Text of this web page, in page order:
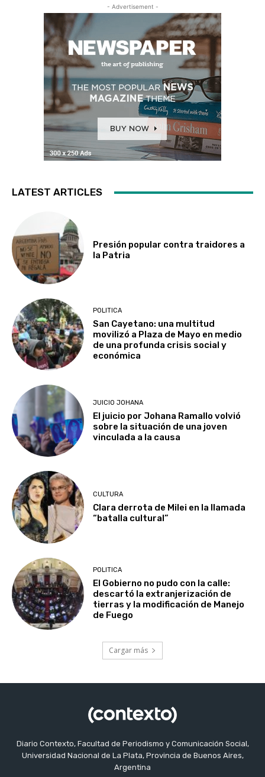
- Advertisement -
LATEST ARTICLES
Presión popular contra traidores a
la Patria
POLITICA
San Cayetano: una multitud
movilizó a Plaza de Mayo en medio
de una profunda crisis social y
económica
JUICIO JOHANA
El juicio por Johana Ramallo volvió
sobre la situación de una joven
vinculada a la causa
CULTURA
Clara derrota de Milei en la llamada
“batalla cultural”
POLITICA
El Gobierno no pudo con la calle:
descartó la extranjerización de
tierras y la modificación de Manejo
de Fuego
Cargar más
Diario Contexto, Facultad de Periodismo y Comunicación Social,
Universidad Nacional de La Plata, Provincia de Buenos Aires,
Argentina